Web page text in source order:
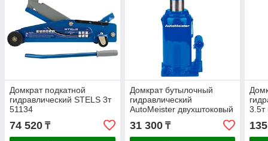
Домкрат подкатной
гидравлический STELS 3т
51134
74 520 ₸
Домкрат бутылочный
гидравлический
AutoMeister двухштоковый
10т T1002S1
31 300₸
3.5т